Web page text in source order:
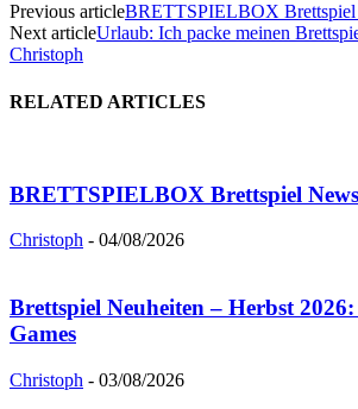
Previous articleBRETTSPIELBOX Brettspiel
Next articleUrlaub: Ich packe meinen
Christoph
RELATED ARTICLES
BRETTSPIELBOX Brettspiel
Christoph - 04/08/2026
Brettspiel Neuheiten – Herbst
Games
Christoph - 03/08/2026